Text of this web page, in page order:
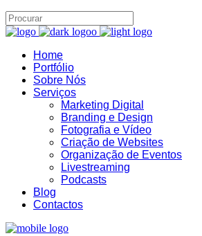
Home
Portfólio
Sobre Nós
Serviços
Marketing Digital
Branding e Design
Fotografia e Vídeo
Criação de Websites
Organização de Eventos
Livestreaming
Podcasts
Blog
Contactos
10:54